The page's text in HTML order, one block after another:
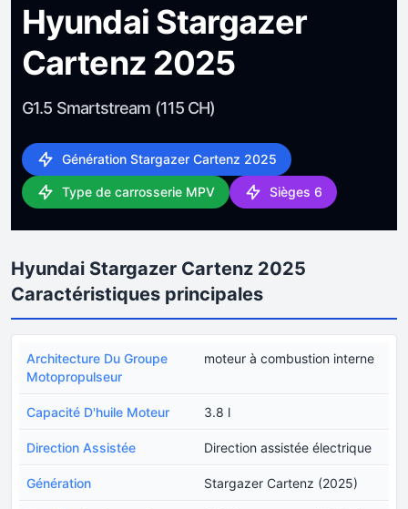
Hyundai Stargazer
Cartenz 2025
G1.5 Smartstream (115 CH)
Génération Stargazer Cartenz 2025
Type de carrosserie MPV Sièges 6
Hyundai Stargazer Cartenz 2025
Caractéristiques principales
Architecture Du Groupe
Motopropulseur
moteur à combustion interne
Capacité D'huile Moteur 3.8 l
Direction Assistée Direction assistée électrique
Génération Stargazer Cartenz (2025)